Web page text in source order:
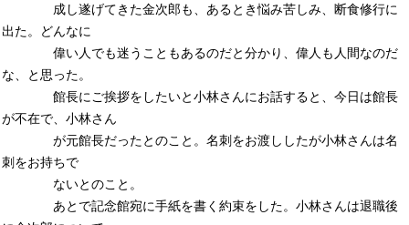
成し遂げてきた金次郎も、あるとき悩み苦しみ、断食修行に
出た。どんなに
偉い人でも迷うこともあるのだと分かり、偉人も人間なのだ
な、と思った。
館長にご挨拶をしたいと小林さんにお話すると、今日は館長
が不在で、小林さん
が元館長だったとのこと。名刺をお渡ししたが小林さんは名
刺をお持ちで
ないとのこと。
あとで記念館宛に手紙を書く約束をした。小林さんは退職後